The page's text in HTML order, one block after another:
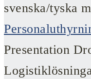
svenska/tyska
Presentation